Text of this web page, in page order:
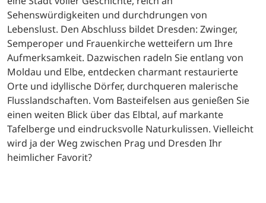
Sehenswürdigkeiten und durchdrungen von
Lebenslust. Den Abschluss bildet Dresden: Zwinger,
Semperoper und Frauenkirche wetteifern um Ihre
Aufmerksamkeit. Dazwischen radeln Sie entlang von
Moldau und Elbe, entdecken charmant restaurierte
Orte und idyllische Dörfer, durchqueren malerische
Flusslandschaften. Vom Basteifelsen aus genießen Sie
einen weiten Blick über das Elbtal, auf markante
Tafelberge und eindrucksvolle Naturkulissen. Vielleicht
wird ja der Weg zwischen Prag und Dresden Ihr
heimlicher Favorit?